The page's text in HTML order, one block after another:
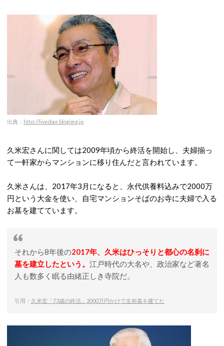
出典： http://livedoor.blogimg.jp
久米宏さんに関しては2009年頃から終活を開始し、夫婦揃っ
て一軒家からマンションに移り住んだと言われています。
久米さんは、2017年3月になると、永代供養料込みで2000万
円という大金を使い、自宅マンションそばのお寺に夫婦で入る
お墓を建てています。
それから8年後の2017年、久米はひっそりと都心の名刹に
墓を建立したという。 江戸時代の大名や、政治家など著名
人も数多く眠る由緒正しき寺院だ。
引用： 久米宏「73歳の終活」2000万円かけて生前墓を建てた